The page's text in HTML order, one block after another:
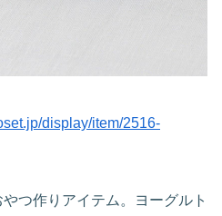
display/item/2516-
つ作りアイテム。ヨーグルト